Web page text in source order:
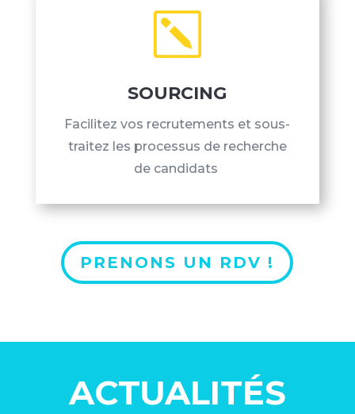
k
SOURCING
Facilitez vos recrutements et sous-
traitez les processus de recherche
de candidats
PRENONS UN RDV !
ACTUALITÉS